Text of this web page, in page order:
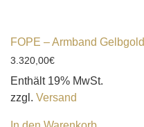
FOPE – Armband Gelbgold
3.320,00€
Enthält 19% MwSt.
zzgl. Versand